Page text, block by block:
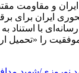
و مقاومت
ایران برای
رسانه‌ای با استناد
را «تحمیل